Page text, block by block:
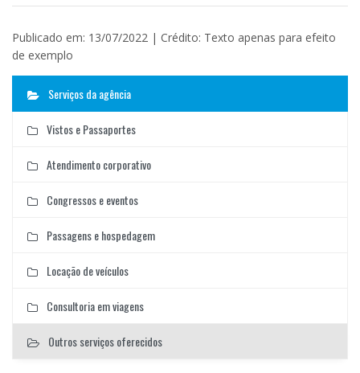
Publicado em: 13/07/2022 | Crédito: Texto apenas para efeito
de exemplo
Serviços da agência
Vistos e Passaportes
Atendimento corporativo
Congressos e eventos
Passagens e hospedagem
Locação de veículos
Consultoria em viagens
Outros serviços oferecidos